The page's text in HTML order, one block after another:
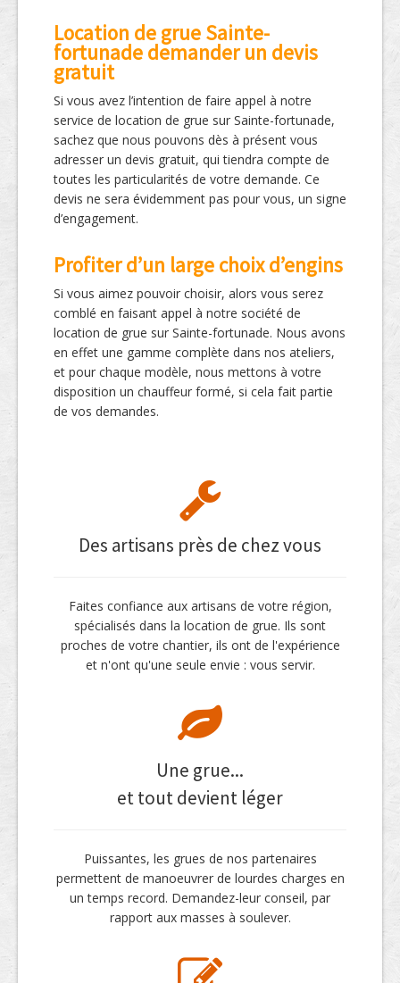
Location de grue Sainte-
fortunade demander un devis
gratuit
Si vous avez l’intention de faire appel à notre
service de location de grue sur Sainte-fortunade,
sachez que nous pouvons dès à présent vous
adresser un devis gratuit, qui tiendra compte de
toutes les particularités de votre demande. Ce
devis ne sera évidemment pas pour vous, un signe
d’engagement.
Profiter d’un large choix d’engins
Si vous aimez pouvoir choisir, alors vous serez
comblé en faisant appel à notre société de
location de grue sur Sainte-fortunade. Nous avons
en effet une gamme complète dans nos ateliers,
et pour chaque modèle, nous mettons à votre
disposition un chauffeur formé, si cela fait partie
de vos demandes.
Des artisans près de chez vous
Faites confiance aux artisans de votre région,
spécialisés dans la location de grue. Ils sont
proches de votre chantier, ils ont de l'expérience
et n'ont qu'une seule envie : vous servir.
Une grue...
et tout devient léger
Puissantes, les grues de nos partenaires
permettent de manoeuvrer de lourdes charges en
un temps record. Demandez-leur conseil, par
rapport aux masses à soulever.